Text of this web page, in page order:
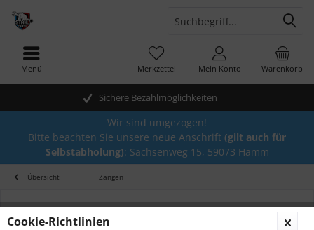
Sichere Bezahlmöglichkeiten
Warenkorb
Merkzettel Mein Konto
Menü
Wir sind umgezogen!
Bitte beachten Sie unsere neue Anschrift (gilt auch für
Selbstabholung): Sachsenweg 15, 59073 Hamm
Übersicht Zangen
Cookie-Richtlinien